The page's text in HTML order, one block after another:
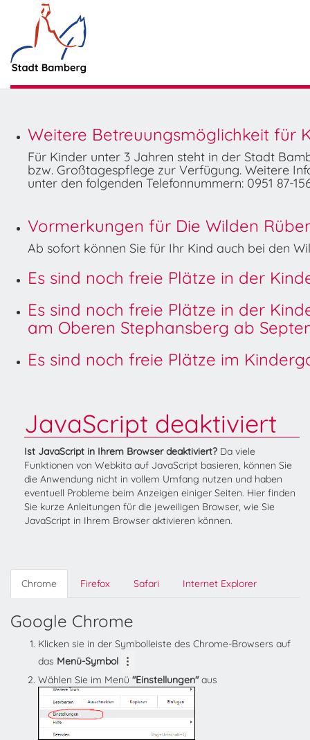
Weitere Betreuungsmöglichkeit für
Für Kinder unter 3 Jahren steht in der Stadt
bzw. Großtagespflege zur Verfügung. Weitere
unter den folgenden Telefonnummern: 0951 87-
Vormerkungen für Die Wilden
Ab sofort können Sie für Ihr Kind auch bei den
Es sind noch freie Plätze in der
Es sind noch freie Plätze in der
am Oberen Stephansberg ab
Es sind noch freie Plätze im
JavaScript deaktiviert
Ist JavaScript in Ihrem Browser deaktiviert? Da viele
Funktionen von Webkita auf JavaScript basieren, können Sie
die Anwendung nicht in vollem Umfang nutzen und haben
eventuell Probleme beim Anzeigen einiger Seiten. Hier finden
Sie kurze Anleitungen für die jeweiligen Browser, wie Sie
JavaScript in Ihrem Browser aktivieren können.
Chrome Firefox Safari Internet Explorer
Google Chrome
Klicken sie in der Symbolleiste des Chrome-Browsers auf
das Menü-Symbol
Wählen Sie im Menü "Einstellungen"aus